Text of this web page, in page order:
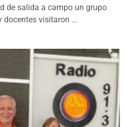
de salida a campo un grupo
docentes visitaron ...